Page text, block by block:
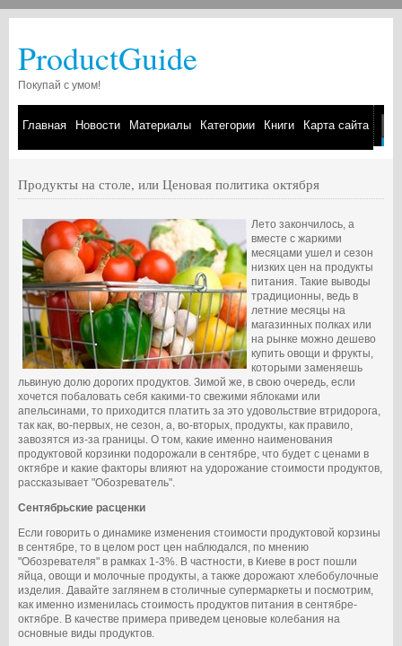
ProductGuide
Покупай с умом!
Главная Новости Материалы Категории Книги Карта сайта
Продукты на столе, или Ценовая политика октября
Лето закончилось, а
вместе с жаркими
месяцами ушел и сезон
низких цен на продукты
питания. Такие выводы
традиционны, ведь в
летние месяцы на
магазинных полках или
на рынке можно дешево
купить овощи и фрукты,
которыми заменяешь
львиную долю дорогих продуктов. Зимой же, в свою очередь, если
хочется побаловать себя какими-то свежими яблоками или
апельсинами, то приходится платить за это удовольствие втридорога,
так как, во-первых, не сезон, а, во-вторых, продукты, как правило,
завозятся из-за границы. О том, какие именно наименования
продуктовой корзинки подорожали в сентябре, что будет с ценами в
октябре и какие факторы влияют на удорожание стоимости продуктов,
рассказывает "Обозреватель".
Сентябрьские расценки
Если говорить о динамике изменения стоимости продуктовой корзины
в сентябре, то в целом рост цен наблюдался, по мнению
"Обозревателя" в рамках 1-3%. В частности, в Киеве в рост пошли
яйца, овощи и молочные продукты, а также дорожают хлебобулочные
изделия. Давайте заглянем в столичные супермаркеты и посмотрим,
как именно изменилась стоимость продуктов питания в сентябре-
октябре. В качестве примера приведем ценовые колебания на
основные виды продуктов.